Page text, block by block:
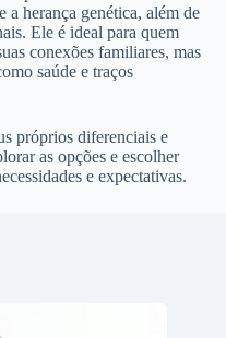
a herança genética, além de
Ele é ideal para quem
conexões familiares, mas
saúde e traços
próprios diferenciais e
as opções e escolher
e expectativas.